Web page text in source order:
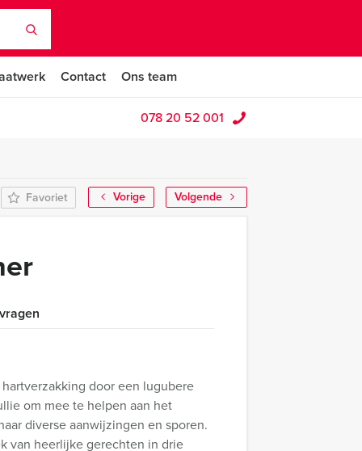
Contact Ons team
078 20 52 001
Vorige Volgende
Favoriet
door een lugubere
om mee te helpen aan het
diverse aanwijzingen en sporen.
van heerlijke gerechten in drie